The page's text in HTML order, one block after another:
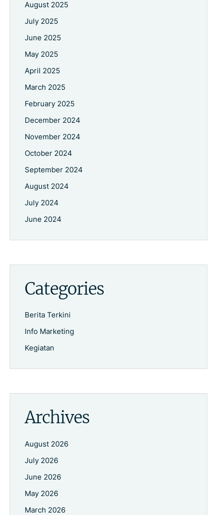
August 2025
July 2025
June 2025
May 2025
April 2025
March 2025
February 2025
December 2024
November 2024
October 2024
September 2024
August 2024
July 2024
June 2024
Categories
Berita Terkini
Info Marketing
Kegiatan
Archives
August 2026
July 2026
June 2026
May 2026
March 2026